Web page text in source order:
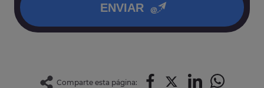
ENVIAR
Comparte esta página: